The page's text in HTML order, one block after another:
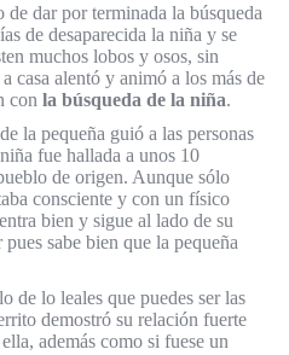
de dar por terminada la búsqueda
de desaparecida la niña y se
muchos lobos y osos, sin
casa alentó y animó a los más de
con la búsqueda de la niña.
de la pequeña guió a las personas
fue hallada a unos 10
de origen. Aunque sólo
consciente y con un físico
bien y sigue al lado de su
sabe bien que la pequeña
de lo leales que puedes ser las
demostró su relación fuerte
además como si fuese un